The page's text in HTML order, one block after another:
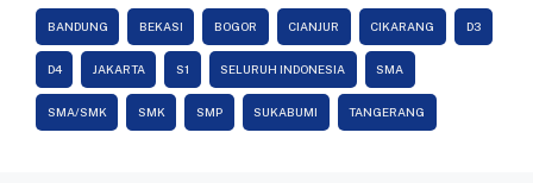
BANDUNG BEKASI BOGOR CIANJUR CIKARANG D3
D4 JAKARTA S1 SELURUH INDONESIA SMA
SMA/SMK SMK SMP SUKABUMI TANGERANG